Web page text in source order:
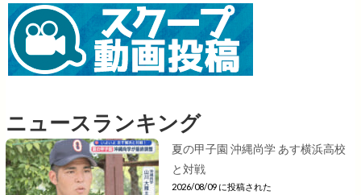
ニュースランキング
夏の甲子園 沖縄尚学 あす横浜高校
と対戦
2026/08/09 に投稿された